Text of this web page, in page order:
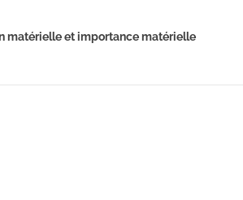
matérielle et importance matérielle